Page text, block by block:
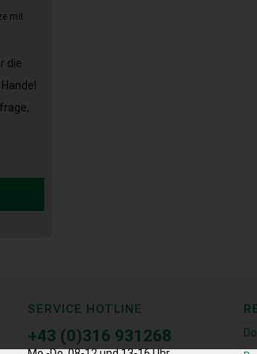
mit
die
SERVICE HOTLINE
+43 (0)316 931268